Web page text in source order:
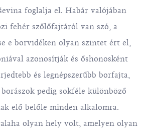
foglalja el. Habár valójában
fehér szőlőfajtáról van szó, a
e borvidéken olyan szintet ért el,
azonosítják és őshonosként
és legnépszerűbb borfajta,
pedig sokféle különböző
elő belőle minden alkalomra.
olyan hely volt, amelyen olyan